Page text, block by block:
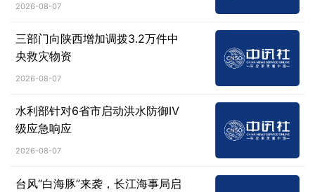
2026-08-07
三部门向陕西增加调拨3.2万件中
央救灾物资
2026-08-07
水利部针对6省市启动洪水防御Ⅳ
级应急响应
2026-08-07
台风“白海豚”来袭，长江海事局启